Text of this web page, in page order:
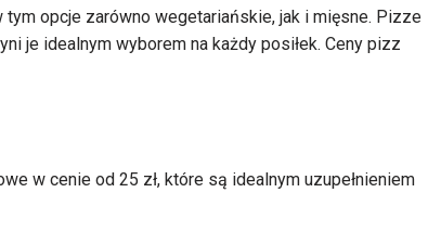
opcje zarówno wegetariańskie, jak i mięsne. Pizze
je idealnym wyborem na każdy posiłek. Ceny pizz
w cenie od 25 zł, które są idealnym uzupełnieniem